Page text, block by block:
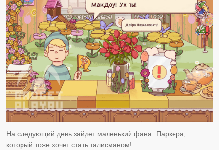
На следующий день зайдет маленький фанат Паркера,
который тоже хочет стать талисманом!